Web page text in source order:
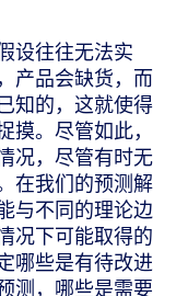
设往往无法实
产品会缺货，而
知的，这就使得
摸。尽管如此，
况，尽管有时无
在我们的预测解
与不同的理论边
况下可能取得的
哪些是有待改进
测，哪些是需要